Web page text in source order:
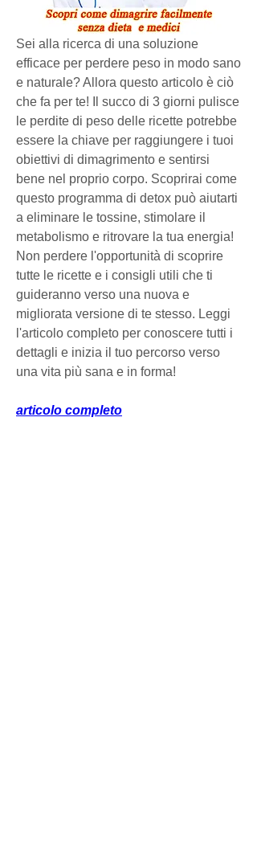
Sei alla ricerca di una soluzione
efficace per perdere peso in modo sano
e naturale? Allora questo articolo è ciò
che fa per te! Il succo di 3 giorni pulisce
le perdite di peso delle ricette potrebbe
essere la chiave per raggiungere i tuoi
obiettivi di dimagrimento e sentirsi
bene nel proprio corpo. Scoprirai come
questo programma di detox può aiutarti
a eliminare le tossine, stimolare il
metabolismo e ritrovare la tua energia!
Non perdere l'opportunità di scoprire
tutte le ricette e i consigli utili che ti
guideranno verso una nuova e
migliorata versione di te stesso. Leggi
l'articolo completo per conoscere tutti i
dettagli e inizia il tuo percorso verso
una vita più sana e in forma!
articolo completo